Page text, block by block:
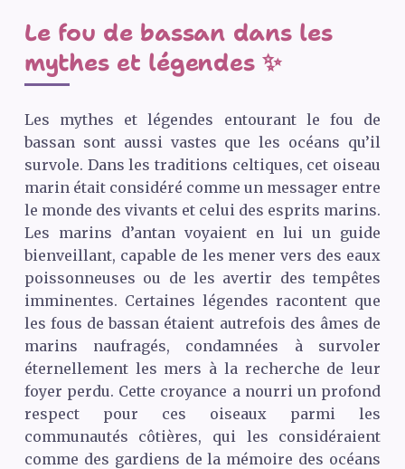
Le fou de bassan dans les
mythes et légendes ✨
Les mythes et légendes entourant le fou de
bassan sont aussi vastes que les océans qu’il
survole. Dans les traditions celtiques, cet oiseau
marin était considéré comme un messager entre
le monde des vivants et celui des esprits marins.
Les marins d’antan voyaient en lui un guide
bienveillant, capable de les mener vers des eaux
poissonneuses ou de les avertir des tempêtes
imminentes. Certaines légendes racontent que
les fous de bassan étaient autrefois des âmes de
marins naufragés, condamnées à survoler
éternellement les mers à la recherche de leur
foyer perdu. Cette croyance a nourri un profond
respect pour ces oiseaux parmi les
communautés côtières, qui les considéraient
comme des gardiens de la mémoire des océans